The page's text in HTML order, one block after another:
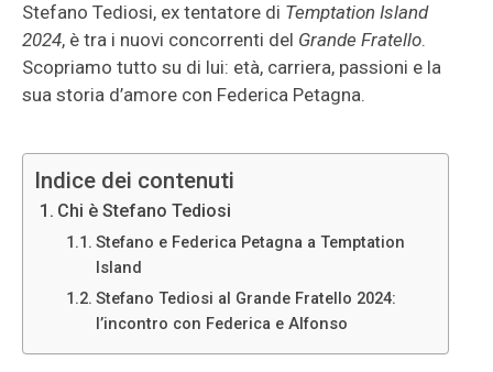
Stefano Tediosi, ex tentatore di Temptation Island
2024, è tra i nuovi concorrenti del Grande Fratello.
Scopriamo tutto su di lui: età, carriera, passioni e la
sua storia d’amore con Federica Petagna.
Indice dei contenuti
Chi è Stefano Tediosi
Stefano e Federica Petagna a Temptation
Island
Stefano Tediosi al Grande Fratello 2024:
l’incontro con Federica e Alfonso